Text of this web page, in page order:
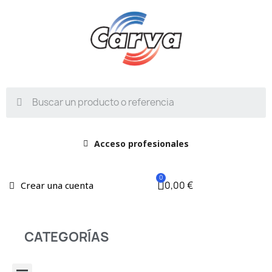
Acceso profesionales
Crear una cuenta 0,00 €
CATEGORÍAS